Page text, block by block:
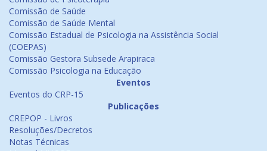
Comissão de Saúde
Comissão de Saúde Mental
Comissão Estadual de Psicologia na Assistência Social
(COEPAS)
Comissão Gestora Subsede Arapiraca
Comissão Psicologia na Educação
Eventos
Eventos do CRP-15
Publicações
CREPOP - Livros
Resoluções/Decretos
Notas Técnicas